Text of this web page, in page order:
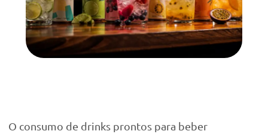
O consumo de drinks prontos para beber